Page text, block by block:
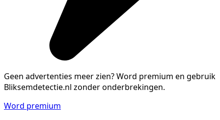
Geen advertenties meer zien?Word premium en gebruik
Bliksemdetectie.nl zonder onderbrekingen.
Word premium